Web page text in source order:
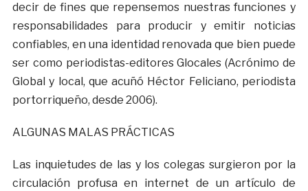
decir de fines que repensemos nuestras funciones y
responsabilidades para producir y emitir noticias
confiables, en una identidad renovada que bien puede
ser como periodistas-editores Glocales (Acrónimo de
Global y local, que acuñó Héctor Feliciano, periodista
portorriqueño, desde 2006).
ALGUNAS MALAS PRÁCTICAS
Las inquietudes de las y los colegas surgieron por la
circulación profusa en internet de un artículo de